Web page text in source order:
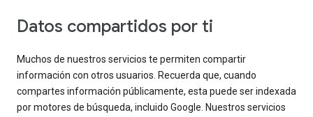
Datos compartidos por ti
Muchos de nuestros servicios te permiten compartir
información con otros usuarios. Recuerda que, cuando
compartes información públicamente, esta puede ser indexada
por motores de búsqueda, incluido Google. Nuestros servicios